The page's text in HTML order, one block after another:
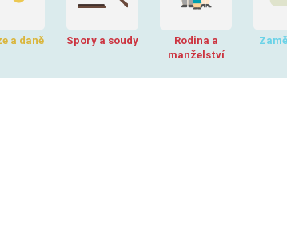
a daně Spory a soudy
Rodina a
manželství